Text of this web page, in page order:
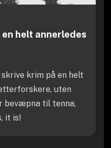
helt annerledes
krim på en helt
uten
bevæpna til tenna,
it is!